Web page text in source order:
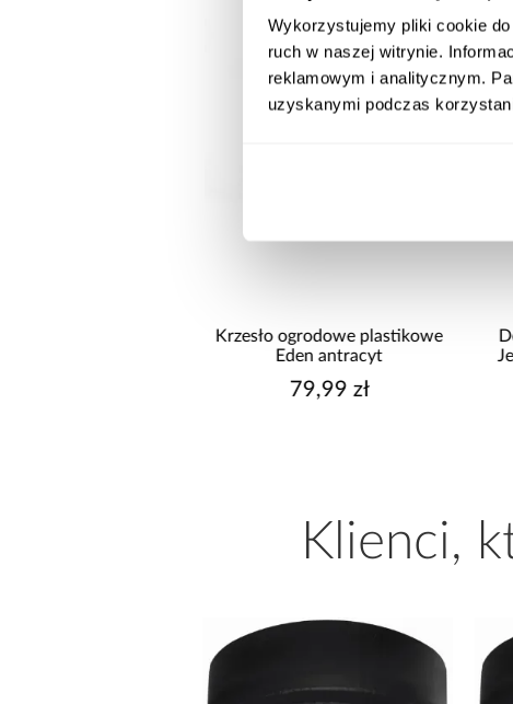
Wykorzystujemy pliki cookie
ruch w naszej witrynie.
reklamowym i analitycznym.
uzyskanymi podczas
Krzesło ogrodowe plastikowe
Eden antracyt
79,99 zł
Klienci,